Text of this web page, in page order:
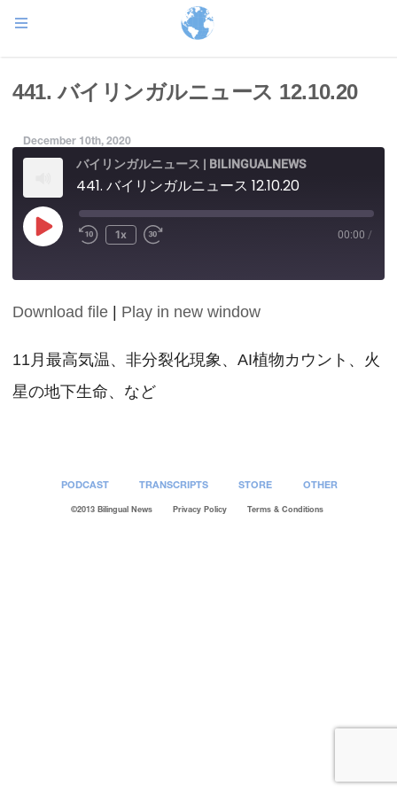
441. バイリンガルニュース 12.10.20
December 10th, 2020
バイリンガルニュース | BILINGUALNEWS
441. バイリンガルニュース 12.10.20
Play
Episode
1x 00:00 /
SHARE
LINK
EMBED
Download file Play in new window
11月最高気温、非分裂化現象、AI植物カウント、火
星の地下生命、など
PODCAST TRANSCRIPTS STORE OTHER
©2013 Bilingual News Privacy Policy Terms & Conditions